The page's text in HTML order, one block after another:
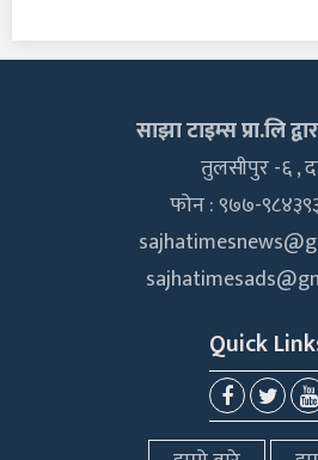
साझा टाइम्स प्रा.लि
तुलसीपुर -६ ,
फोन : ९७७-
Quick